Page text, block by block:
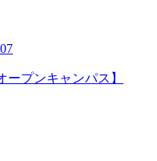
ープンキャンパス】